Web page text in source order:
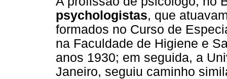
psychologistas, que
formados no Curso de
na Faculdade de Higiene e
anos 1930; em seguida, a
Janeiro, seguiu caminho